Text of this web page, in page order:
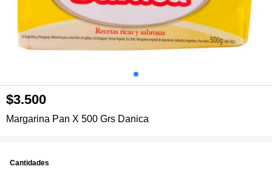
$3.500
Margarina Pan X 500 Grs Danica
Cantidades